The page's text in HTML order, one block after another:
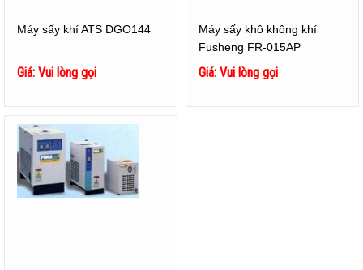
Máy sấy khí ATS DGO144
Giá: Vui lòng gọi
Máy sấy khô không khí
Fusheng FR-015AP
Giá: Vui lòng gọi